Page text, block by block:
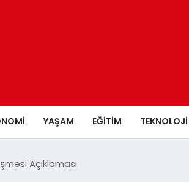
YAŞAM EĞİTİM TEKNOLOJİ
Açıklaması